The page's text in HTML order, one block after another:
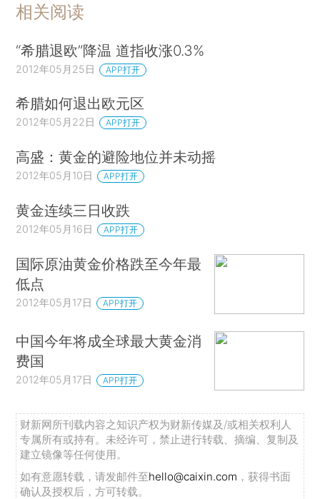
相关阅读
“希腊退欧”降温 道指收涨0.3%
2012年05月25日 APP打开
希腊如何退出欧元区
2012年05月22日 APP打开
高盛：黄金的避险地位并未动摇
2012年05月10日 APP打开
黄金连续三日收跌
2012年05月16日 APP打开
国际原油黄金价格跌至今年最
低点
2012年05月17日 APP打开
中国今年将成全球最大黄金消
费国
2012年05月17日 APP打开
财新网所刊载内容之知识产权为财新传媒及/或相关权利人
专属所有或持有。未经许可，禁止进行转载、摘编、复制及
建立镜像等任何使用。
如有意愿转载，请发邮件至hello@caixin.com ，获得书面
确认及授权后，方可转载。